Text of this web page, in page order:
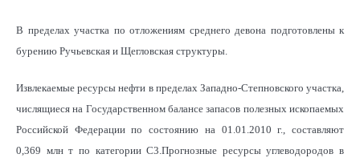
В пределах участка по отложениям среднего девона подготовлены к
бурению Ручьевская и Щегловская структуры.
Извлекаемые ресурсы нефти в пределах Западно-Степновского участка,
числящиеся на Государственном балансе запасов полезных ископаемых
Российской Федерации по состоянию на 01.01.2010 г., составляют
0,369 млн т по категории С3.Прогнозные ресурсы углеводородов в